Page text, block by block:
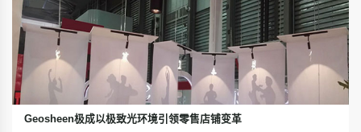
Geosheen极成以极致光环境引领零售店铺变革